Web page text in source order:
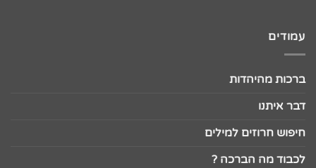
עמודים
ברכות מהיהדות
דבר איתנו
חיפוש חרוזים למילים
לכבוד מה הברכה ?